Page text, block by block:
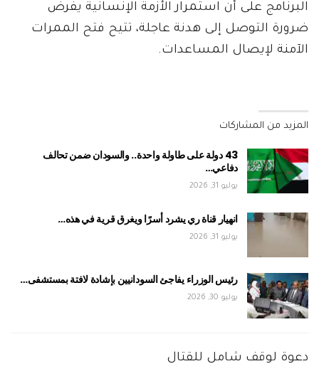
البرنامج على أن استمرار الأزمة الإنسانية يفرض
ضرورة التوصل إلى هدنة عاجلة، تتيح فتح الممرات
الآمنة لإيصال المساعدات.
المزيد من المشاركات
43 دولة على طاولة واحدة.. والسودان ضمن تحالف
دفاعي…
يوليو 31, 2026
انهيار قناة ري يشرد أسرًا ويغرق قرية في هذه…
يوليو 31, 2026
رئيس الوزراء يفاجئ السودانيين بإشادة لافتة بمستشفى…
يوليو 30, 2026
دعوة لوقف شامل للقتال